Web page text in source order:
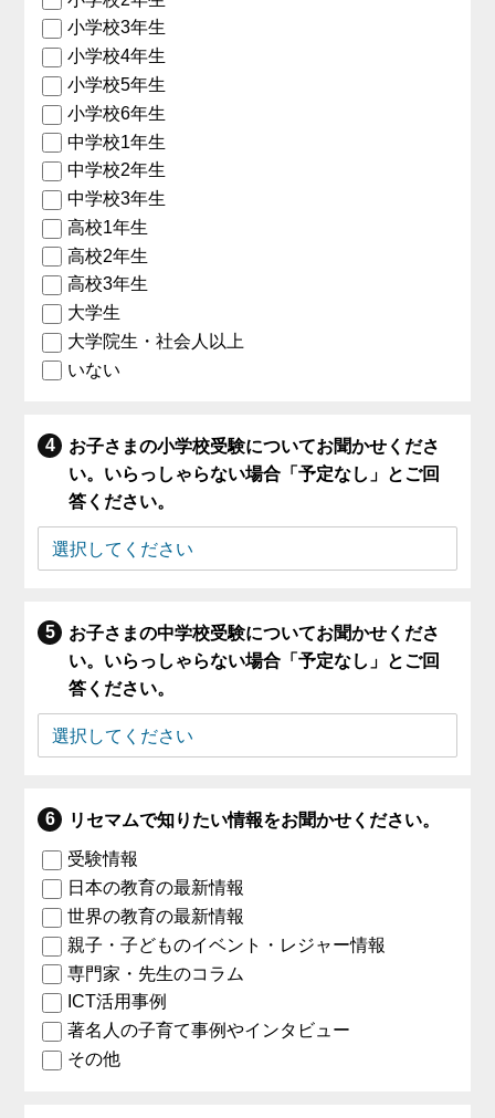
小学校3年生
小学校4年生
小学校5年生
小学校6年生
中学校1年生
中学校2年生
中学校3年生
高校1年生
高校2年生
高校3年生
大学生
大学院生・社会人以上
いない
お子さまの小学校受験についてお聞かせくださ
い。いらっしゃらない場合「予定なし」とご回
答ください。
お子さまの中学校受験についてお聞かせくださ
い。いらっしゃらない場合「予定なし」とご回
答ください。
リセマムで知りたい情報をお聞かせください。
受験情報
日本の教育の最新情報
世界の教育の最新情報
親子・子どものイベント・レジャー情報
専門家・先生のコラム
ICT活用事例
著名人の子育て事例やインタビュー
その他